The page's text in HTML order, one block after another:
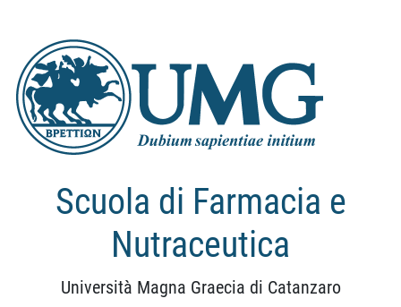
Scuola di Farmacia e
Nutraceutica
Università Magna Graecia di Catanzaro